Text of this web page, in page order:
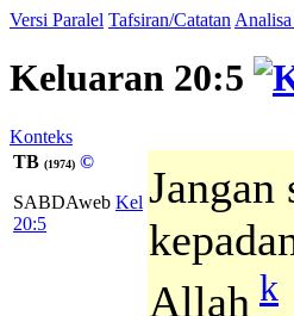
Versi Paralel Tafsiran/Catatan
Keluaran 20:5
Konteks
TB (1974) ©
SABDAweb Kel
20:5
Jangan
Allah k